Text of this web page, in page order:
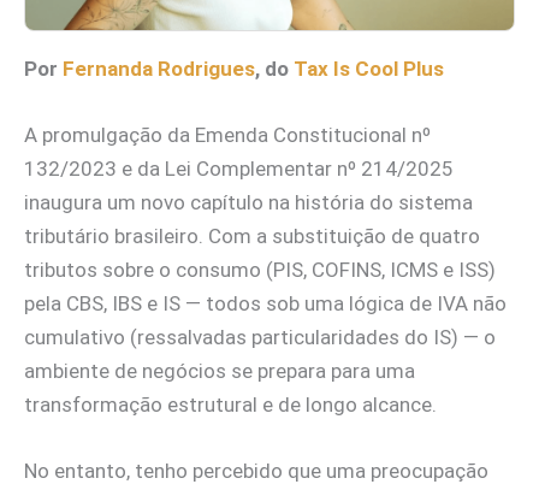
Por Fernanda Rodrigues, do Tax Is Cool Plus
A promulgação da Emenda Constitucional nº
132/2023 e da Lei Complementar nº 214/2025
inaugura um novo capítulo na história do sistema
tributário brasileiro. Com a substituição de quatro
tributos sobre o consumo (PIS, COFINS, ICMS e ISS)
pela CBS, IBS e IS — todos sob uma lógica de IVA não
cumulativo (ressalvadas particularidades do IS) — o
ambiente de negócios se prepara para uma
transformação estrutural e de longo alcance.
No entanto, tenho percebido que uma preocupação